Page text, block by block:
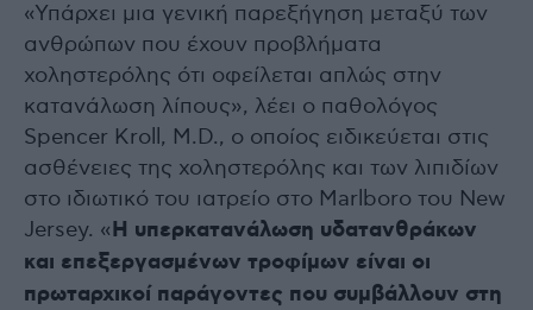
«Υπάρχει μια γενική παρεξήγηση μεταξύ των
ανθρώπων που έχουν προβλήματα
χοληστερόλης ότι οφείλεται απλώς στην
κατανάλωση λίπους», λέει ο παθολόγος
Spencer Kroll, M.D., ο οποίος ειδικεύεται στις
ασθένειες της χοληστερόλης και των λιπιδίων
στο ιδιωτικό του ιατρείο στο Marlboro του New
Jersey. «Η υπερκατανάλωση υδατανθράκων
και επεξεργασμένων τροφίμων είναι οι
πρωταρχικοί παράγοντες που συμβάλλουν στη